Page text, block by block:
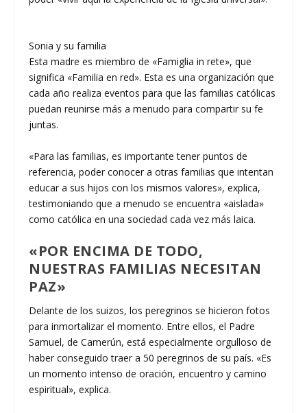
Sonia y su familia
Esta madre es miembro de «Famiglia in rete», que
significa «Familia en red». Esta es una organización que
cada año realiza eventos para que las familias católicas
puedan reunirse más a menudo para compartir su fe
juntas.
«Para las familias, es importante tener puntos de
referencia, poder conocer a otras familias que intentan
educar a sus hijos con los mismos valores», explica,
testimoniando que a menudo se encuentra «aislada»
como católica en una sociedad cada vez más laica.
«POR ENCIMA DE TODO,
NUESTRAS FAMILIAS NECESITAN
PAZ»
Delante de los suizos, los peregrinos se hicieron fotos
para inmortalizar el momento. Entre ellos, el Padre
Samuel, de Camerún, está especialmente orgulloso de
haber conseguido traer a 50 peregrinos de su país. «Es
un momento intenso de oración, encuentro y camino
espiritual», explica.